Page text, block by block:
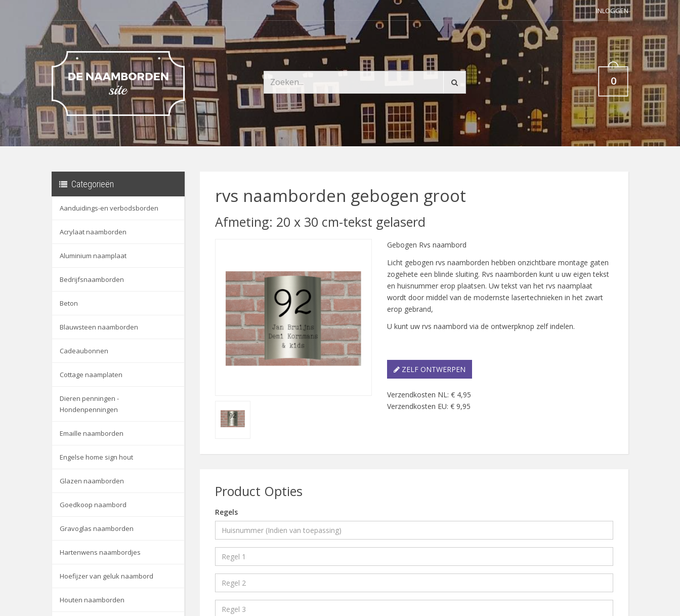
INLOGGEN
0
Categorieën
Aanduidings-en verbodsborden
Acrylaat naamborden
Aluminium naamplaat
Bedrijfsnaamborden
Beton
Blauwsteen naamborden
Cadeaubonnen
Cottage naamplaten
Dieren penningen -
Hondenpenningen
Emaille naamborden
Engelse home sign hout
Glazen naamborden
Goedkoop naambord
Gravoglas naamborden
Hartenwens naambordjes
Hoefijzer van geluk naambord
Houten naamborden
rvs naamborden gebogen groot
Afmeting: 20 x 30 cm-tekst gelaserd
Gebogen Rvs naambord
Licht gebogen rvs naamborden hebben onzichtbare montage gaten
zogehete een blinde sluiting. Rvs naamborden kunt u uw eigen tekst
en huisnummer erop plaatsen. Uw tekst van het rvs naamplaat
wordt door middel van de modernste lasertechnieken in het zwart
erop gebrand,
U kunt uw rvs naambord via de ontwerpknop zelf indelen.
ZELF ONTWERPEN
Verzendkosten NL: € 4,95
Verzendkosten EU: € 9,95
Product Opties
Regels